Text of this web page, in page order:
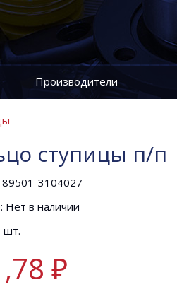
Производители
ступицы п/п
89501-3104027
Нет в наличии
шт.
₽